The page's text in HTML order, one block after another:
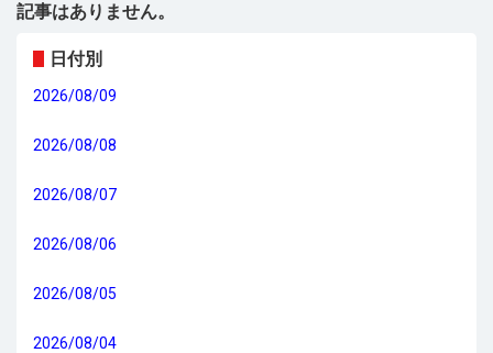
記事はありません。
日付別
2026/08/09
2026/08/08
2026/08/07
2026/08/06
2026/08/05
2026/08/04